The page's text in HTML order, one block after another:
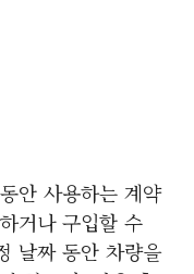
안 사용하는 계약
거나 구입할 수
날짜 동안 차량을